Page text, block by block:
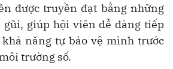
được truyền đạt bằng những
gũi, giúp hội viên dễ dàng tiếp
năng tự bảo vệ mình trước
trường số.